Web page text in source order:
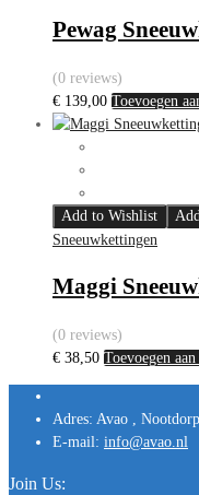
Pewag
(0 reviews)
€ 139,00 Toevoegen
Add to Wishlist
Sneeuwkettingen
Maggi
(0 reviews)
€ 38,50 Toevoegen
Adres: Avao , Nootdorp
E-mail: info@avao.nl
Join Us: